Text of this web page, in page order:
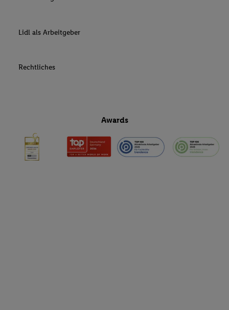
Lidl als Arbeitgeber
Rechtliches
Awards